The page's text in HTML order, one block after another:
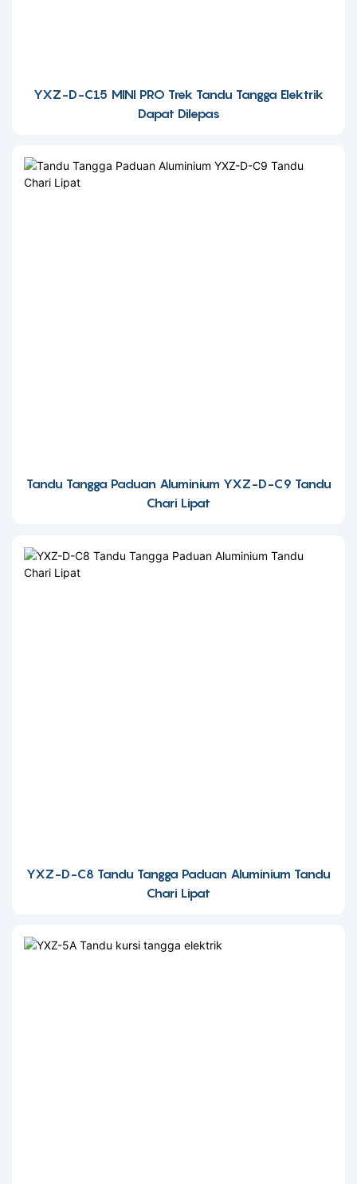
YXZ-D-C15 MINI PRO Trek Tandu Tangga Elektrik
Dapat Dilepas
Tandu Tangga Paduan Aluminium YXZ-D-C9 Tandu
Chari Lipat
YXZ-D-C8 Tandu Tangga Paduan Aluminium Tandu
Chari Lipat